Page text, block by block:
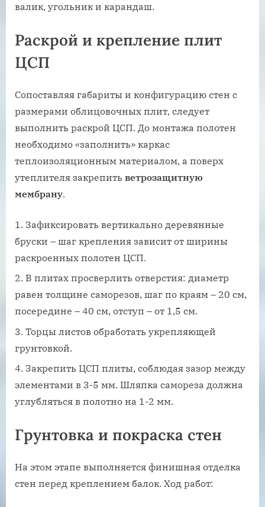
валик, угольник и карандаш.
Раскрой и крепление плит
ЦСП
Сопоставляя габариты и конфигурацию стен с
размерами облицовочных плит, следует
выполнить раскрой ЦСП. До монтажа полотен
необходимо «заполнить» каркас
теплоизоляционным материалом, а поверх
утеплителя закрепить ветрозащитную
мембрану.
Зафиксировать вертикально деревянные
бруски – шаг крепления зависит от ширины
раскроенных полотен ЦСП.
В плитах просверлить отверстия: диаметр
равен толщине саморезов, шаг по краям – 20 см,
посередине – 40 см, отступ – от 1,5 см.
Торцы листов обработать укрепляющей
грунтовкой.
Закрепить ЦСП плиты, соблюдая зазор между
элементами в 3-5 мм. Шляпка самореза должна
углубляться в полотно на 1-2 мм.
Грунтовка и покраска стен
На этом этапе выполняется финишная отделка
стен перед креплением балок. Ход работ: